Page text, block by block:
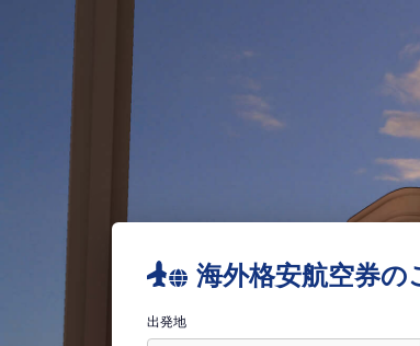
海外格安航空券の
出発地